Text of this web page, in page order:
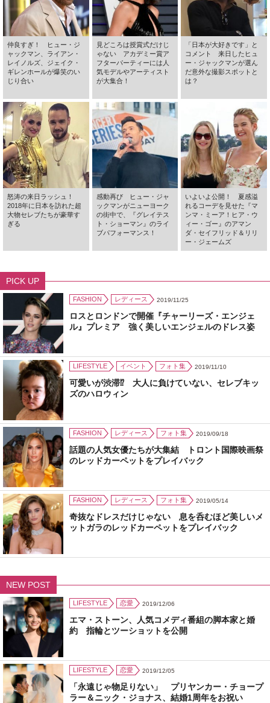
仲良すぎ！ ヒュー・ジ
ャックマン、ライアン・
レイノルズ、ジェイク・
ギレンホールが爆笑のい
じり合い
見どころは授賞式だけじ
ゃない アカデミー賞ア
フターパーティーには人
気モデルやアーティスト
が大集合！
「日本が大好きです」と
コメント 来日したヒュ
ー・ジャックマンが選ん
だ意外な撮影スポットと
は？
怒涛の来日ラッシュ！
2018年に日本を訪れた超
大物セレブたちが豪華す
ぎる
感動再び ヒュー・ジャ
ックマンがニューヨーク
の街中で、『グレイテス
ト・ショーマン』のライ
ブパフォーマンス！
いよいよ公開！ 夏感溢
れるコーデを見せた『マ
ンマ・ミーア！ヒア・ウ
ィー・ゴー』のアマン
ダ・セイフリッド＆リリ
ー・ジェームズ
PICK UP
FASHION レディース 2019/11/25
ロスとロンドンで開催『チャーリーズ・エンジェ
ル』プレミア 強く美しいエンジェルのドレス姿
LIFESTYLE イベント フォト集 2019/11/10
可愛いが渋滞⁉ 大人に負けていない、セレブキッ
ズのハロウィン
FASHION レディース フォト集 2019/09/18
話題の人気女優たちが大集結 トロント国際映画祭
のレッドカーペットをプレイバック
FASHION レディース フォト集 2019/05/14
奇抜なドレスだけじゃない 息を呑むほど美しいメ
ットガラのレッドカーペットをプレイバック
NEW POST
LIFESTYLE 恋愛 2019/12/06
エマ・ストーン、人気コメディ番組の脚本家と婚
約 指輪とツーショットを公開
LIFESTYLE 恋愛 2019/12/05
「永遠じゃ物足りない」 プリヤンカー・チョープ
ラー＆ニック・ジョナス、結婚1周年をお祝い